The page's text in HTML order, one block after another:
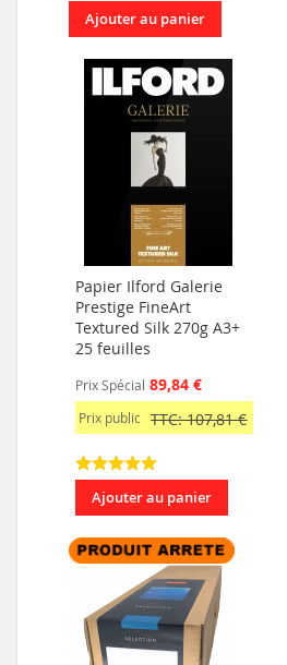
Ajouter au panier
Papier Ilford Galerie
Prestige FineArt
Textured Silk 270g A3+
25 feuilles
Prix Spécial 89,84 €
Prix public TTC: 107,81 €
Ajouter au panier